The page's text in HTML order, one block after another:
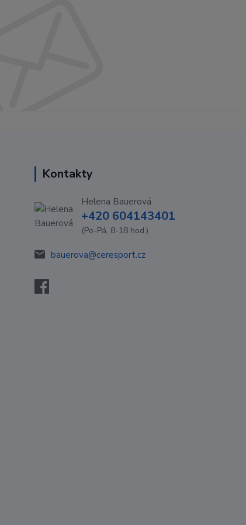
Kontakty
Helena Bauerová
+420 604143401
(Po-Pá, 8-18 hod.)
bauerova@ceresport.cz